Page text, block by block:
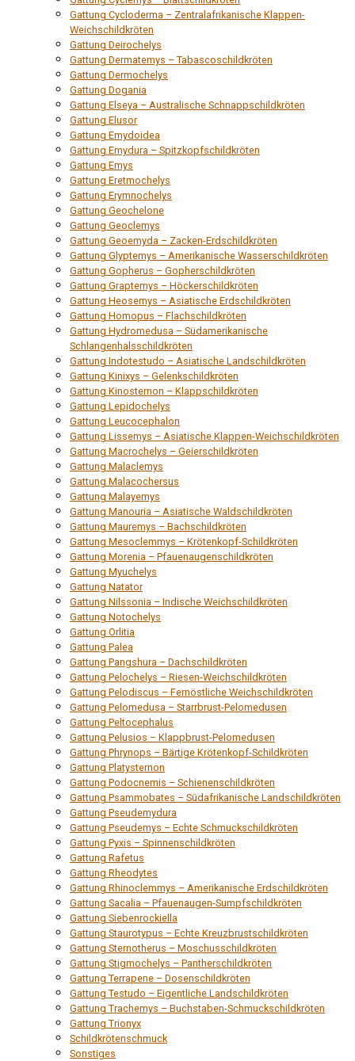
Gattung Cycloderma – Zentralafrikanische Klappen-
Weichschildkröten
Gattung Deirochelys
Gattung Dermatemys – Tabascoschildkröten
Gattung Dermochelys
Gattung Dogania
Gattung Elseya – Australische Schnappschildkröten
Gattung Elusor
Gattung Emydoidea
Gattung Emydura – Spitzkopfschildkröten
Gattung Emys
Gattung Eretmochelys
Gattung Erymnochelys
Gattung Geochelone
Gattung Geoclemys
Gattung Geoemyda – Zacken-Erdschildkröten
Gattung Glyptemys – Amerikanische Wasserschildkröten
Gattung Gopherus – Gopherschildkröten
Gattung Graptemys – Höckerschildkröten
Gattung Heosemys – Asiatische Erdschildkröten
Gattung Homopus – Flachschildkröten
Gattung Hydromedusa – Südamerikanische
Schlangenhalsschildkröten
Gattung Indotestudo – Asiatische Landschildkröten
Gattung Kinixys – Gelenkschildkröten
Gattung Kinosternon – Klappschildkröten
Gattung Lepidochelys
Gattung Leucocephalon
Gattung Lissemys – Asiatische Klappen-Weichschildkröten
Gattung Macrochelys – Geierschildkröten
Gattung Malaclemys
Gattung Malacochersus
Gattung Malayemys
Gattung Manouria – Asiatische Waldschildkröten
Gattung Mauremys – Bachschildkröten
Gattung Mesoclemmys – Krötenkopf-Schildkröten
Gattung Morenia – Pfauenaugenschildkröten
Gattung Myuchelys
Gattung Natator
Gattung Nilssonia – Indische Weichschildkröten
Gattung Notochelys
Gattung Orlitia
Gattung Palea
Gattung Pangshura – Dachschildkröten
Gattung Pelochelys – Riesen-Weichschildkröten
Gattung Pelodiscus – Fernöstliche Weichschildkröten
Gattung Pelomedusa – Starrbrust-Pelomedusen
Gattung Peltocephalus
Gattung Pelusios – Klappbrust-Pelomedusen
Gattung Phrynops – Bärtige Krötenkopf-Schildkröten
Gattung Platysternon
Gattung Podocnemis – Schienenschildkröten
Gattung Psammobates – Südafrikanische Landschildkröten
Gattung Pseudemydura
Gattung Pseudemys – Echte Schmuckschildkröten
Gattung Pyxis – Spinnenschildkröten
Gattung Rafetus
Gattung Rheodytes
Gattung Rhinoclemmys – Amerikanische Erdschildkröten
Gattung Sacalia – Pfauenaugen-Sumpfschildkröten
Gattung Siebenrockiella
Gattung Staurotypus – Echte Kreuzbrustschildkröten
Gattung Sternotherus – Moschusschildkröten
Gattung Stigmochelys – Pantherschildkröten
Gattung Terrapene – Dosenschildkröten
Gattung Testudo – Eigentliche Landschildkröten
Gattung Trachemys – Buchstaben-Schmuckschildkröten
Gattung Trionyx
Schildkrötenschmuck
Sonstiges